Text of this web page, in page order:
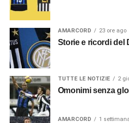
AMARCORD 23 ore ago
Storie e ricordi del
TUTTE LE NOTIZIE 2
Omonimi senza
AMARCORD 1